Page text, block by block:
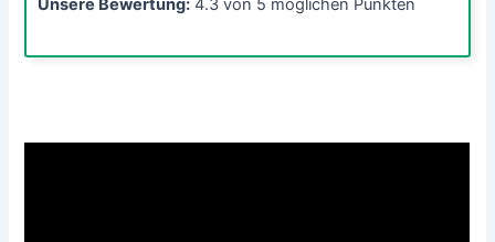
Unsere Bewertung: 4.3 von 5 möglichen Punkten